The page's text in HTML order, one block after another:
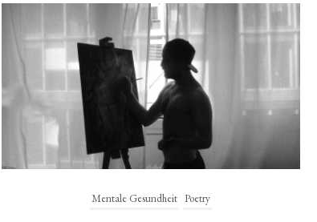
Mentale Gesundheit Poetry